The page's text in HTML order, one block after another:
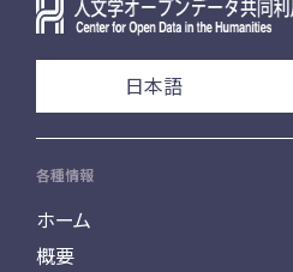
日本語
各種情報
ホーム
概要